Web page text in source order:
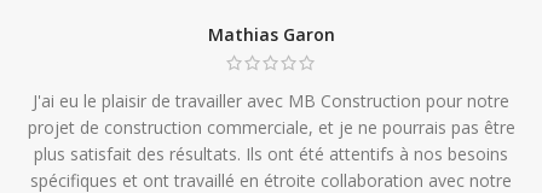
Mathias Garon
J'ai eu le plaisir de travailler avec MB Construction pour notre
projet de construction commerciale, et je ne pourrais pas être
plus satisfait des résultats. Ils ont été attentifs à nos besoins
spécifiques et ont travaillé en étroite collaboration avec notre